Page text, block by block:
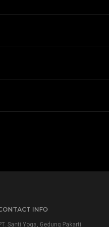
INFO
Santi Yoga, Gedung Pakarti